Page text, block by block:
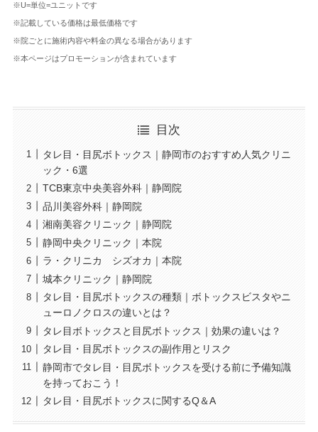
※U=単位=ユニットです
※記載している価格は最低価格です
※院ごとに施術内容や料金の異なる場合があります
※本ページはプロモーションが含まれています
目次
タレ目・目尻ボトックス｜静岡市のおすすめ人気クリニ
ック・6選
TCB東京中央美容外科｜静岡院
品川美容外科｜静岡院
湘南美容クリニック｜静岡院
静岡中央クリニック｜本院
ラ・クリニカ シズオカ｜本院
城本クリニック｜静岡院
タレ目・目尻ボトックスの種類｜ボトックスビスタやニ
ューロノクロスの違いとは？
タレ目ボトックスと目尻ボトックス｜効果の違いは？
タレ目・目尻ボトックスの副作用とリスク
静岡市でタレ目・目尻ボトックスを受ける前に予備知識
を持っておこう！
タレ目・目尻ボトックスに関するQ＆A